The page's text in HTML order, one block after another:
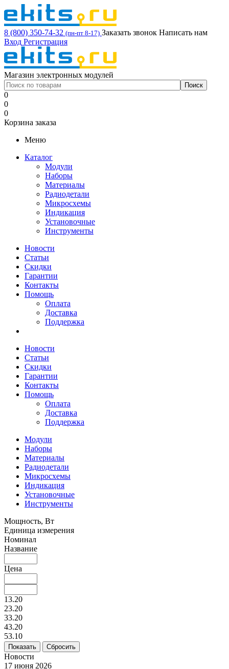
8 (800) 350-74-32 (пн-пт 8-17) Заказать звонок Написать нам
Вход Регистрация
Магазин электронных модулей
0
0
0
Корзина заказа
Меню
Каталог
Модули
Наборы
Материалы
Радиодетали
Микросхемы
Индикация
Установочные
Инструменты
Новости
Статьи
Скидки
Гарантии
Контакты
Помощь
Оплата
Доставка
Поддержка
Новости
Статьи
Скидки
Гарантии
Контакты
Помощь
Оплата
Доставка
Поддержка
Модули
Наборы
Материалы
Радиодетали
Микросхемы
Индикация
Установочные
Инструменты
Мощность, Вт
Единица измерения
Номинал
Название
Цена
13.20
23.20
33.20
43.20
53.10
Сбросить
Новости
17 июня 2026